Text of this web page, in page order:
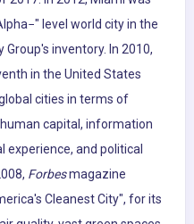
level world city in the
Group's inventory. In 2010,
in the United States
cities in terms of
capital, information
experience, and political
Forbesmagazine
Cleanest City", for its